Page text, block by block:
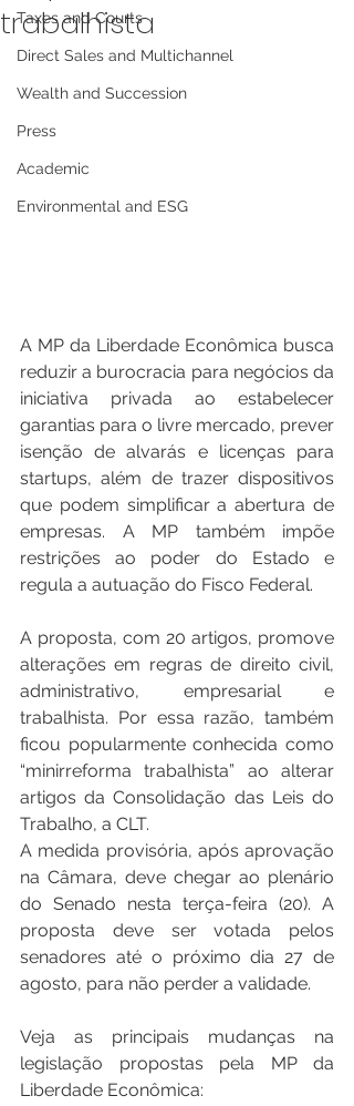
Taxes and Courts
Direct Sales and Multichannel
Wealth and Succession
Press
Academic
Environmental and ESG
trabalhista
A MP da Liberdade Econômica busca
reduzir a burocracia para negócios da
iniciativa privada ao estabelecer
garantias para o livre mercado, prever
isenção de alvarás e licenças para
startups, além de trazer dispositivos
que podem simplificar a abertura de
empresas. A MP também impõe
restrições ao poder do Estado e
regula a autuação do Fisco Federal.
A proposta, com 20 artigos, promove
alterações em regras de direito civil,
administrativo, empresarial e
trabalhista. Por essa razão, também
ficou popularmente conhecida como
“minirreforma trabalhista” ao alterar
artigos da Consolidação das Leis do
Trabalho, a CLT.
A medida provisória, após aprovação
na Câmara, deve chegar ao plenário
do Senado nesta terça-feira (20). A
proposta deve ser votada pelos
senadores até o próximo dia 27 de
agosto, para não perder a validade.
Veja as principais mudanças na
legislação propostas pela MP da
Liberdade Econômica: